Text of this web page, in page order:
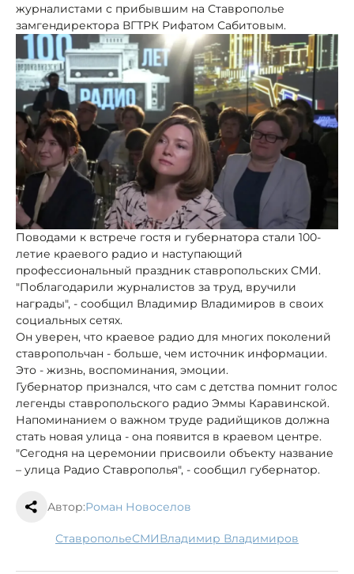
журналистами с прибывшим на Ставрополье
замгендиректора ВГТРК Рифатом Сабитовым.
Поводами к встрече гостя и губернатора стали 100-
летие краевого радио и наступающий
профессиональный праздник ставропольских СМИ.
"Поблагодарили журналистов за труд, вручили
награды", - сообщил Владимир Владимиров в своих
социальных сетях.
Он уверен, что краевое радио для многих поколений
ставропольчан - больше, чем источник информации.
Это - жизнь, воспоминания, эмоции.
Губернатор признался, что сам с детства помнит голос
легенды ставропольского радио Эммы Каравинской.
Напоминанием о важном труде радийщиков должна
стать новая улица - она появится в краевом центре.
"Сегодня на церемонии присвоили объекту название
– улица Радио Ставрополья", - сообщил губернатор.
Автор:Роман Новоселов
Ставрополье СМИ Владимир Владимиров